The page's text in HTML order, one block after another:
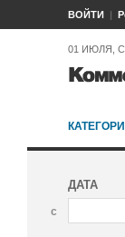
ВОЙТИ
01 ИЮЛЯ,
ДАТА
с